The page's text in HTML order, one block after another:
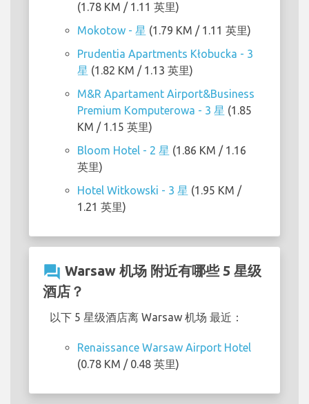
(1.78 KM / 1.11 英里)
Mokotow - 星 (1.79 KM / 1.11 英里)
Prudentia Apartments Kłobucka - 3
星 (1.82 KM / 1.13 英里)
M&R Apartament Airport&Business
Premium Komputerowa - 3 星 (1.85
KM / 1.15 英里)
Bloom Hotel - 2 星 (1.86 KM / 1.16
英里)
Hotel Witkowski - 3 星 (1.95 KM /
1.21 英里)
question_answer Warsaw 机场 附近有哪些 5 星级
酒店？
以下 5 星级酒店离 Warsaw 机场 最近：
Renaissance Warsaw Airport Hotel
(0.78 KM / 0.48 英里)